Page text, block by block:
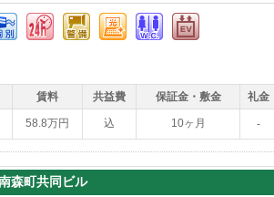
賃料 共益費 保証金・敷金 礼金
58.8万円 込 10ヶ月 -
森町共同ビル